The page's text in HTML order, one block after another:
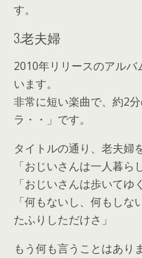
す。
3.老夫婦
2010年リリースのアル
います。
非常に短い楽曲で、約2
ラ・・」です。
タイトルの通り、老夫婦
「おじいさんは一人暮ら
「おじいさんは歩いてゆ
「何もないし、何もし
たふりしただけさ」
もう何も言うことはあり